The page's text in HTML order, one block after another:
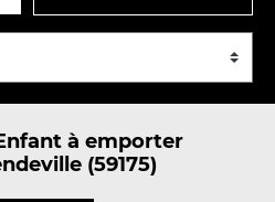
à emporter
(59175)